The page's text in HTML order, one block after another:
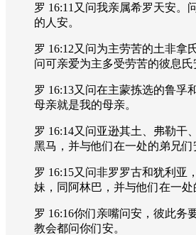
罗 16:11又问我亲属希罗天安。
的人安。
罗 16:12又问为主劳苦的土非拿
问可亲爱为主多受劳苦的彼息氏
罗 16:13又问在主蒙拣选的鲁孚
母亲就是我的母亲。
罗 16:14又问亚逊其土、弗勒干
黑马，并与他们在一处的弟兄们
罗 16:15又问非罗罗古和犹利亚，
妹，同阿林巴，并与他们在一处
罗 16:16你们亲嘴问安，彼此务
教会都问你们安。